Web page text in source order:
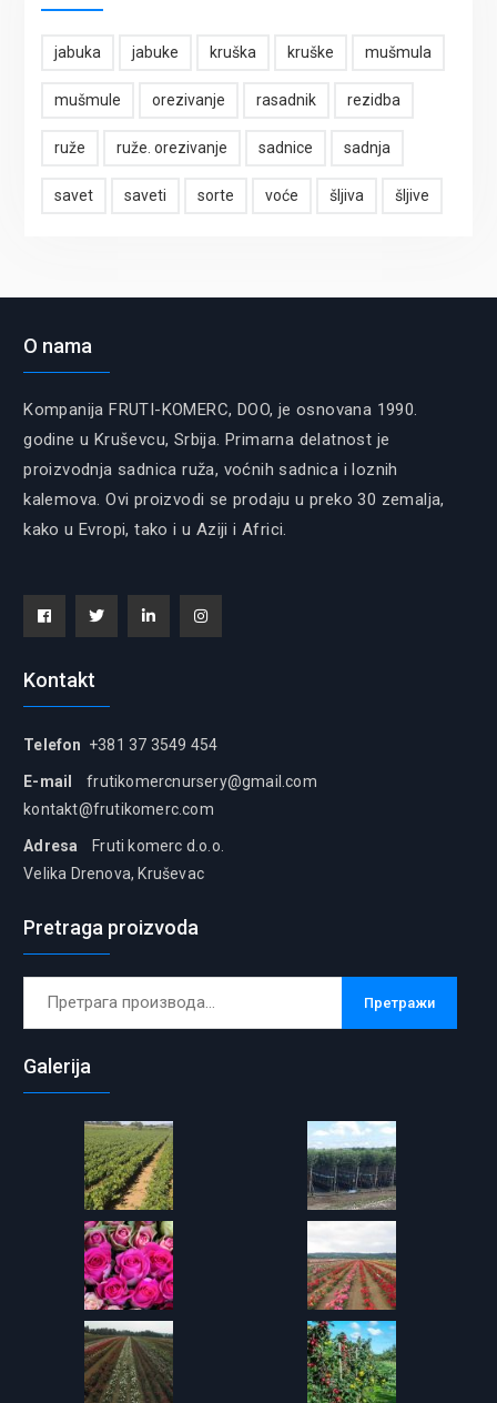
jabuka jabuke kruška kruške mušmula
mušmule orezivanje rasadnik rezidba
ruže ruže. orezivanje sadnice sadnja
savet saveti sorte voće šljiva šljive
O nama
Kompanija FRUTI-KOMERC, DOO, je osnovana 1990.
godine u Kruševcu, Srbija. Primarna delatnost je
proizvodnja sadnica ruža, voćnih sadnica i loznih
kalemova. Ovi proizvodi se prodaju u preko 30 zemalja,
kako u Evropi, tako i u Aziji i Africi.
Kontakt
Telefon +381 37 3549 454
E-mail
frutikomercnursery@gmail.com
kontakt@frutikomerc.com
Adresa Fruti komerc d.o.o.
Velika Drenova, Kruševac
Pretraga proizvoda
Претрага
Претражи
Galerija